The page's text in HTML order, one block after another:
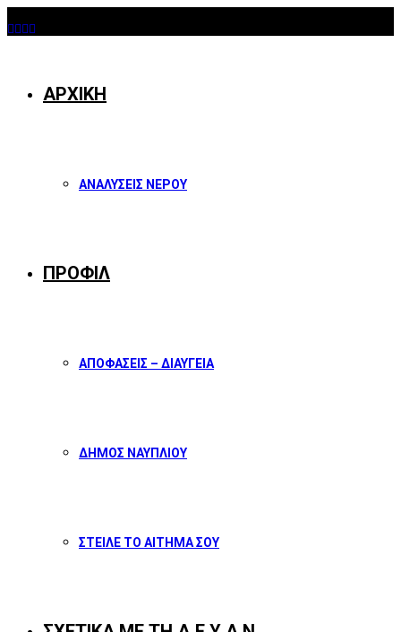
Facebook
Twitter
Instagram
ΑΡΧΙΚΗ
ΑΝΑΛΥΣΕΙΣ ΝΕΡΟΥ
ΠΡΟΦΙΛ
ΑΠΟΦΑΣΕΙΣ – ΔΙΑΥΓΕΙΑ
ΔΗΜΟΣ ΝΑΥΠΛΙΟΥ
ΣΤΕΙΛΕ ΤΟ ΑΙΤΗΜΑ ΣΟΥ